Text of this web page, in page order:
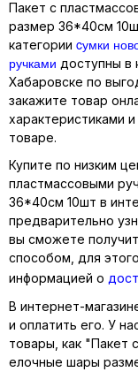
Пакет с
размер 36*40см
категории cумки
ручками доступны в
Хабаровске по
закажите товар
характеристиками
товаре.
Купите по низким
пластмассовыми
36*40см 10шт в
предварительно
вы сможете
способом, для
информацией о
В интернет-
и оплатить его. У
товары, как "Пакет
елочные шары